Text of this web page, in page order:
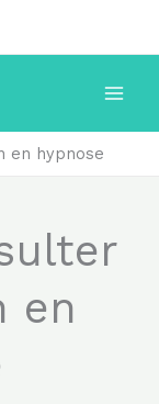
en hypnose
en